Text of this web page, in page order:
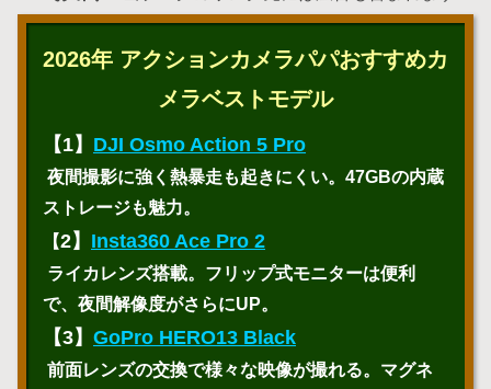
2026年 アクションカメラパパおすすめカ
メラベストモデル
【1】 DJI Osmo Action 5 Pro
夜間撮影に強く熱暴走も起きにくい。47GBの内蔵
ストレージも魅力。
【2】 Insta360 Ace Pro 2
ライカレンズ搭載。フリップ式モニターは便利
で、夜間解像度がさらにUP。
【3】 GoPro HERO13 Black
前面レンズの交換で様々な映像が撮れる。マグネ